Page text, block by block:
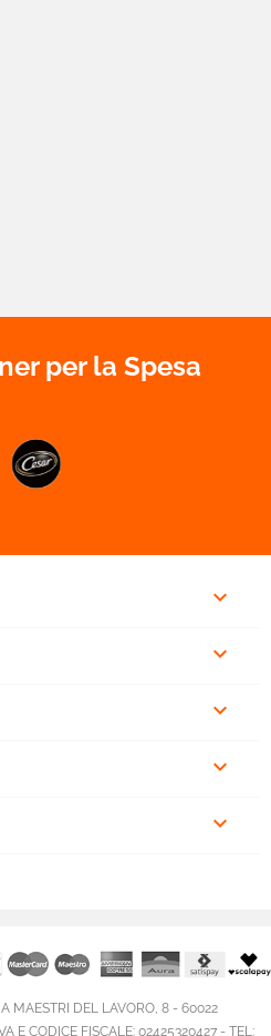
per la Spesa





MAESTRI DEL LAVORO, 8 - 60022
E CODICE FISCALE: 02425320427 - TEL: